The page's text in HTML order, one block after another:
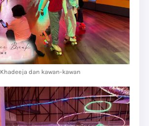
Khadeeja dan kawan-kawan